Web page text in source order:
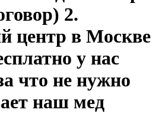
2.
центр в Москве
у нас
что не нужно
наш мед